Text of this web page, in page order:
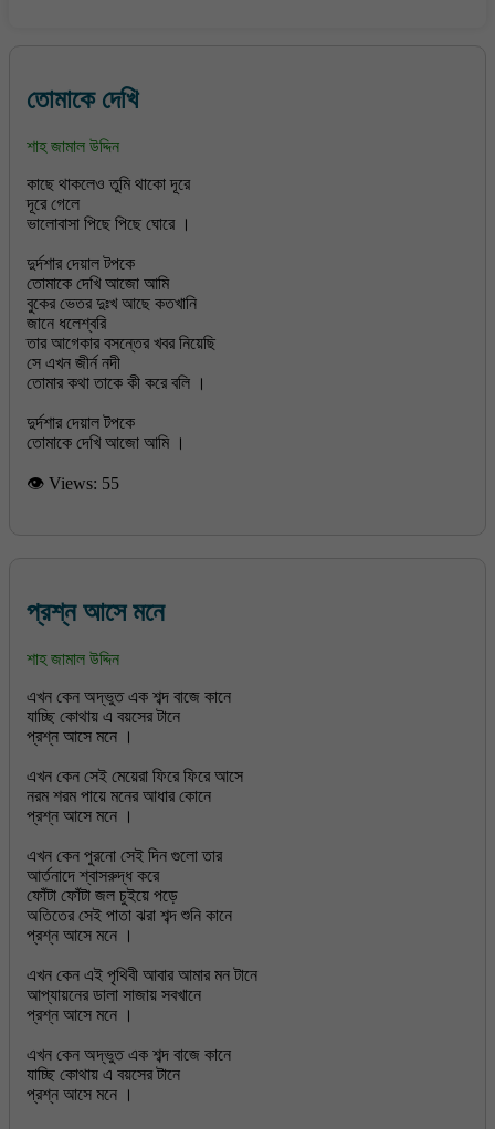
তোমাকে দেখি
শাহ জামাল উদ্দিন
কাছে থাকলেও তুমি থাকো দূরে
দূরে গেলে
ভালোবাসা পিছে পিছে ঘোরে ।
দুর্দশার দেয়াল টপকে
তোমাকে দেখি আজো আমি
বুকের ভেতর দুঃখ আছে কতখানি
জানে ধলেশ্বরি
তার আগেকার বসন্তের খবর নিয়েছি
সে এখন জীর্ন নদী
তোমার কথা তাকে কী করে বলি ।
দুর্দশার দেয়াল টপকে
👁 Views: 55
প্রশ্ন আসে মনে
শাহ জামাল উদ্দিন
এখন কেন অদ্ভুত এক শব্দ বাজে কানে
যাচ্ছি কোথায় এ বয়সের টানে
প্রশ্ন আসে মনে ।
এখন কেন সেই মেয়েরা ফিরে ফিরে আসে
নরম শরম পায়ে মনের আধার কোনে
প্রশ্ন আসে মনে ।
এখন কেন পুরনো সেই দিন গুলো তার
আর্তনাদে শ্বাসরুদ্ধ করে
ফোঁটা ফোঁটা জল চুইয়ে পড়ে
অতিতের সেই পাতা ঝরা শব্দ শুনি কানে
প্রশ্ন আসে মনে ।
এখন কেন এই পৃথিবী আবার আমার মন টানে
আপ্যায়নের ডালা সাজায় সবখানে
প্রশ্ন আসে মনে ।
এখন কেন অদ্ভুত এক শব্দ বাজে কানে
যাচ্ছি কোথায় এ বয়সের টানে
প্রশ্ন আসে মনে ।